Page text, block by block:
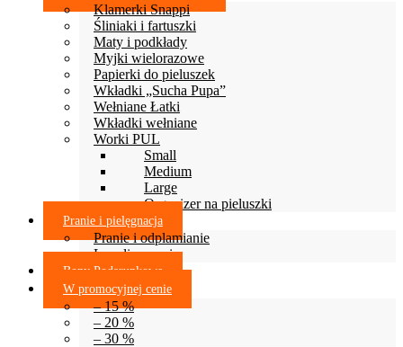
Klamerki Snappi
Śliniaki i fartuszki
Maty i podkłady
Myjki wielorazowe
Papierki do pieluszek
Wkładki „Sucha Pupa”
Wełniane Łatki
Wkładki wełniane
Worki PUL
Small
Medium
Large
Organizer na pieluszki
Pranie i pielęgnacja
Pranie i odplamianie
Lanolinowanie
Bony Podarunkowe
W promocyjnej cenie
– 15 %
– 20 %
– 30 %